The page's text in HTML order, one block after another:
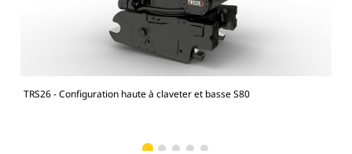
TRS26 - Configuration haute à claveter et basse S80